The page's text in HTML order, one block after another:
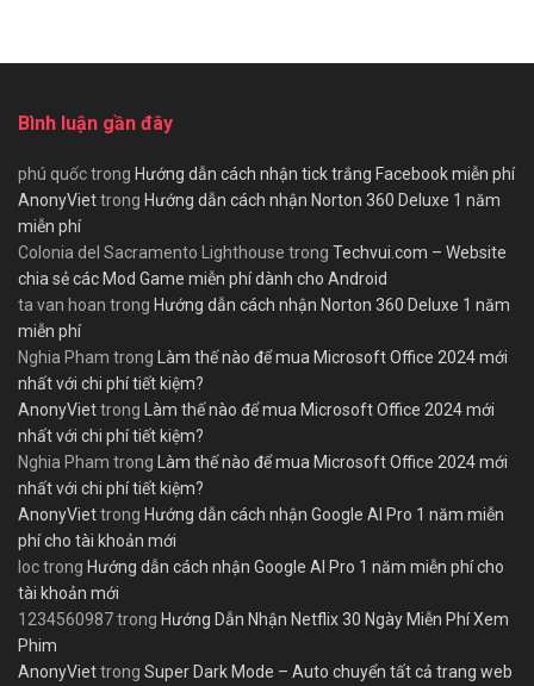
Bình luận gần đây
phú quốctrong Hướng dẫn cách nhận tick trắng Facebook miễn phí
AnonyViettrong Hướng dẫn cách nhận Norton 360 Deluxe 1 năm
miễn phí
Colonia del Sacramento Lighthouse trong Techvui.com – Website
chia sẻ các Mod Game miễn phí dành cho Android
ta van hoan trong Hướng dẫn cách nhận Norton 360 Deluxe 1 năm
miễn phí
Nghia Pham trong
Làm thế nào để mua Microsoft Office 2024 mới
nhất với chi phí tiết kiệm?
AnonyViettrong
Làm thế nào để mua Microsoft Office 2024 mới
nhất với chi phí tiết kiệm?
Nghia Pham trong
Làm thế nào để mua Microsoft Office 2024 mới
nhất với chi phí tiết kiệm?
AnonyViettrong Hướng dẫn cách nhận Google AI Pro 1 năm miễn
phí cho tài khoản mới
loctrong Hướng dẫn cách nhận Google AI Pro 1 năm miễn phí cho
tài khoản mới
1234560987trong Hướng Dẫn Nhận Netflix 30 Ngày Miễn Phí Xem
Phim
AnonyViettrong Super Dark Mode – Auto chuyển tất cả trang web